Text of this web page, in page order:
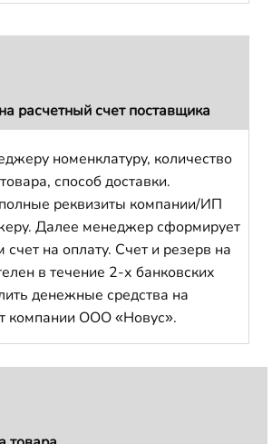
расчетный счет поставщика
номенклатуру, количество
способ доставки.
реквизиты компании/ИП
Далее менеджер сформирует
на оплату. Счет и резерв на
в течение 2-х банковских
денежные средства на
компании ООО «Новус».